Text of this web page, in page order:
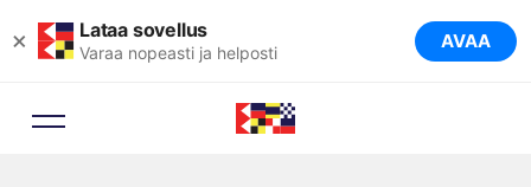
× Lataa sovellus
Varaa nopeasti ja helposti AVAA